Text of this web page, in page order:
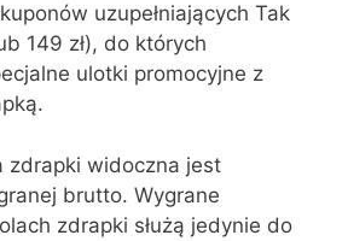
uzupełniających Tak
149 zł), do których
ulotki promocyjne z
zdrapki widoczna jest
brutto. Wygrane
zdrapki służą jedynie do